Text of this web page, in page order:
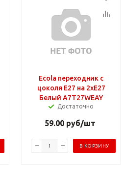
Ecola переходник с
цоколя E27 на 2хE27
Белый A7T27WEAY
Достаточно
59.00 руб/шт
В КОРЗИНУ